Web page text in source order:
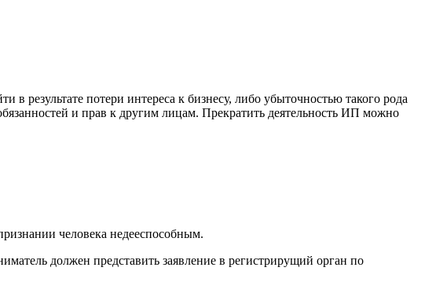
результате потери интереса к бизнесу, либо убыточностью такого рода
и прав к другим лицам. Прекратить деятельность ИП можно
человека недееспособным.
должен представить заявление в регистрирущий орган по